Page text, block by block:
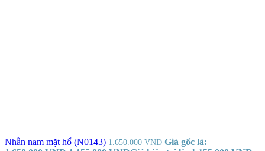
Nhẫn nam mặt hổ (N0143) 1.650.000VND Giá gốc là: